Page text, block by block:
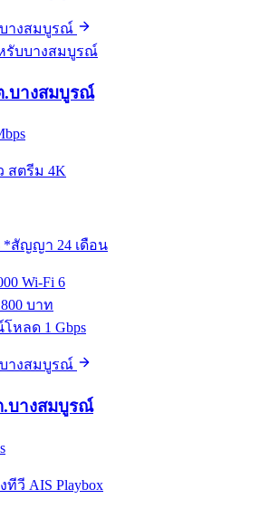
บางสมบูรณ์
รับบางสมบูรณ์
.บางสมบูรณ์
สตรีม 4K
*สัญญา 24 เดือน
Wi-Fi 6
บาท
หลด 1 Gbps
บางสมบูรณ์
.บางสมบูรณ์
วี AIS Playbox